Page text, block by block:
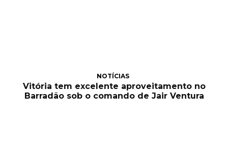
NOTÍCIAS
Vitória tem excelente aproveitamento no
Barradão sob o comando de Jair Ventura